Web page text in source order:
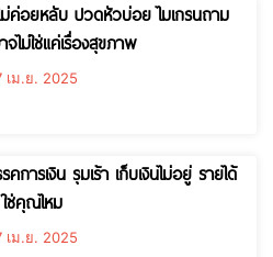
ค่อยหลับ ปวดหัวบ่อย ไมเกรนถาม
จไม่ใช่แค่เรื่องสุขภาพ
เม.ย. 2025
คการเงิน รุมเร้า เก็บเงินไม่อยู่ รายได้
ช่คุณไหม
เม.ย. 2025